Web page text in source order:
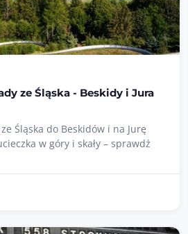
ze Śląska - Beskidy i Jura
Śląska do Beskidów i na Jurę
w góry i skały – sprawdź